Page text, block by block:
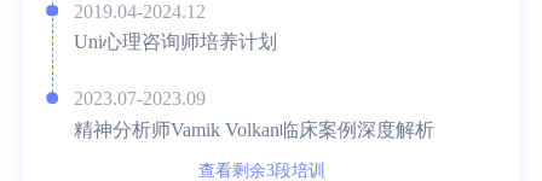
2019.04-2024.12
Uni心理咨询师培养计划
2023.07-2023.09
精神分析师Vamik Volkan临床案例深度解析
查看剩余3段培训